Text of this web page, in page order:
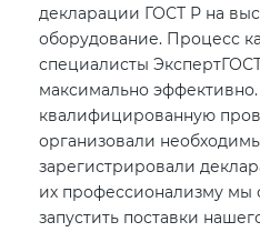
декларации ГОСТ Р на
оборудование. Процесс
специалисты
максимально
квалифицированную
организовали
зарегистрировали
их профессионализму мы
запустить поставки